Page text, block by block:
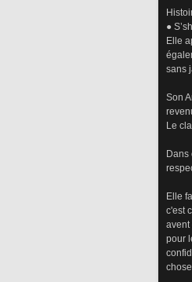
●
Elle
sans
Son
Le
Dans
Elle
c'est
avent
pour